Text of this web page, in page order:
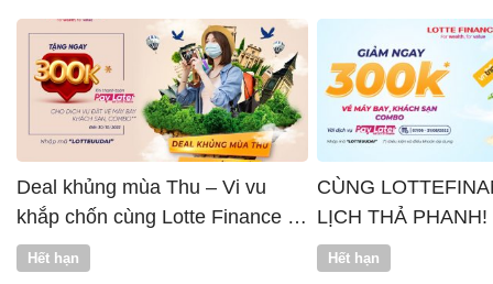
Deal khủng mùa Thu – Vi vu
khắp chốn cùng Lotte Finance x
Vntrip
Hết hạn
CÙNG
LỊCH THẢ PHANH!
Hết hạn